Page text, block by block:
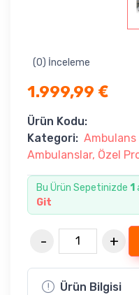
(0) İnceleme
1.999,99 €
Ürün Kodu:
Kategori: Ambulans
Ambulanslar Özel
Bu Ürün Sepetinizde 1
Git
Ürün Bilgisi